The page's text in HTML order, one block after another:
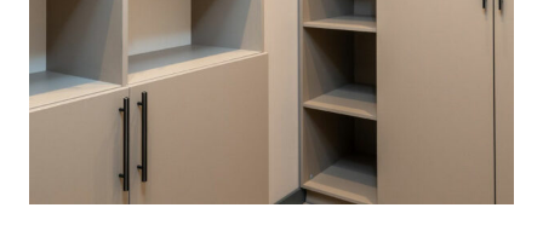
Organizadores(18)